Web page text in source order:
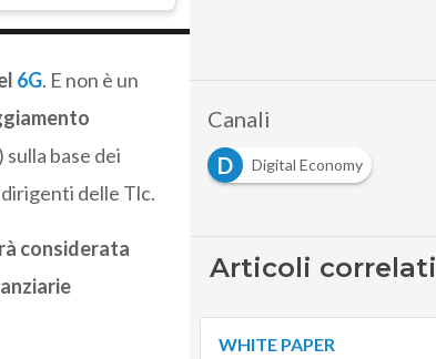
6G. E non è un
base dei
delle Tlc.
considerata
Canali
D
Digital Economy
Articoli correlati
WHITE PAPER